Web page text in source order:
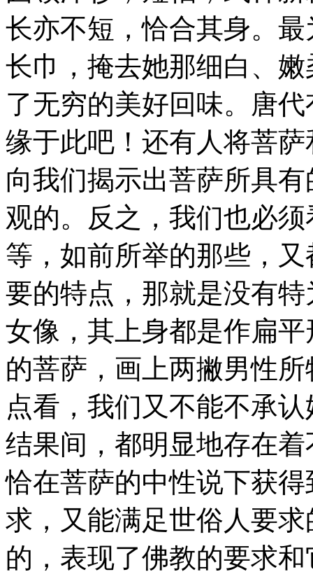
长亦不短，恰合其身。
长巾，掩去她那细白、
了无穷的美好回味。唐
缘于此吧！还有人将菩
向我们揭示出菩萨所具
观的。反之，我们也必
等，如前所举的那些，
要的特点，那就是没有
女像，其上身都是作扁
的菩萨，画上两撇男性
点看，我们又不能不承
结果间，都明显地存在
恰在菩萨的中性说下获
求，又能满足世俗人要
的，表现了佛教的要求